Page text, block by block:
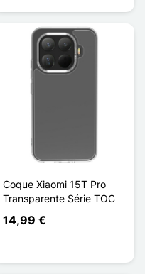
Coque Xiaomi 15T Pro
Transparente Série TOC
14,99 €